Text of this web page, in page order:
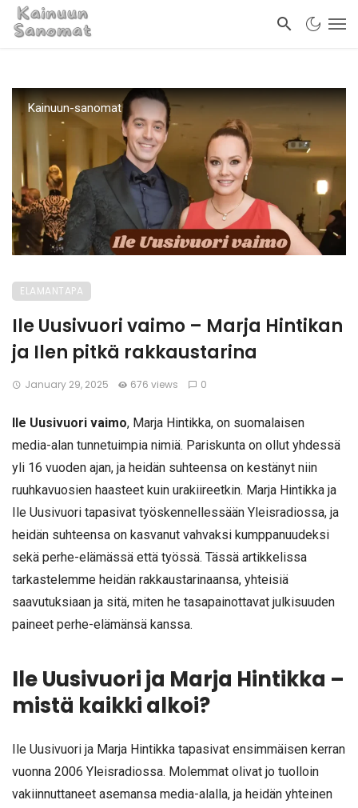
Kainuun-sanomat
ELAMANTAPA
Ile Uusivuori vaimo – Marja Hintikan
ja Ilen pitkä rakkaustarina
January 29, 2025 676 views 0
Ile Uusivuori vaimo, Marja Hintikka, on suomalaisen
media-alan tunnetuimpia nimiä. Pariskunta on ollut yhdessä
yli 16 vuoden ajan, ja heidän suhteensa on kestänyt niin
ruuhkavuosien haasteet kuin urakiireetkin. Marja Hintikka ja
Ile Uusivuori tapasivat työskennellessään Yleisradiossa, ja
heidän suhteensa on kasvanut vahvaksi kumppanuudeksi
sekä perhe-elämässä että työssä. Tässä artikkelissa
tarkastelemme heidän rakkaustarinaansa, yhteisiä
saavutuksiaan ja sitä, miten he tasapainottavat julkisuuden
paineet perhe-elämänsä kanssa.
Ile Uusivuori ja Marja Hintikka –
mistä kaikki alkoi?
Ile Uusivuori ja Marja Hintikka tapasivat ensimmäisen kerran
vuonna 2006 Yleisradiossa. Molemmat olivat jo tuolloin
vakiinnuttaneet asemansa media-alalla, ja heidän yhteinen